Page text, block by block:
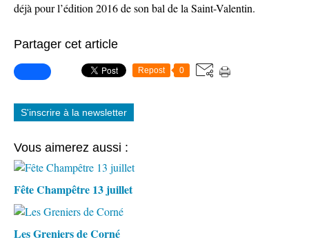
déjà pour l’édition 2016 de son bal de la Saint-Valentin.
Partager cet article
Repost 0
S'inscrire à la newsletter
Vous aimerez aussi :
Fête Champêtre 13 juillet
Les Greniers de Corné